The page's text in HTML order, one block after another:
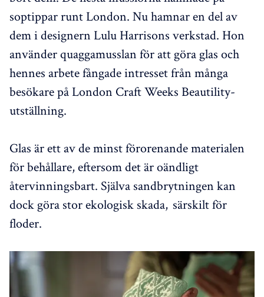
soptippar runt London. Nu hamnar en del av
dem i designern Lulu Harrisons verkstad. Hon
använder quaggamusslan för att göra glas och
hennes arbete fångade intresset från många
besökare på London Craft Weeks Beautility-
utställning.
Glas är ett av de minst förorenande materialen
för behållare, eftersom det är oändligt
återvinningsbart. Själva sandbrytningen kan
dock göra stor ekologisk skada, särskilt för
floder.